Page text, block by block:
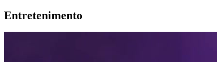
Entretenimento